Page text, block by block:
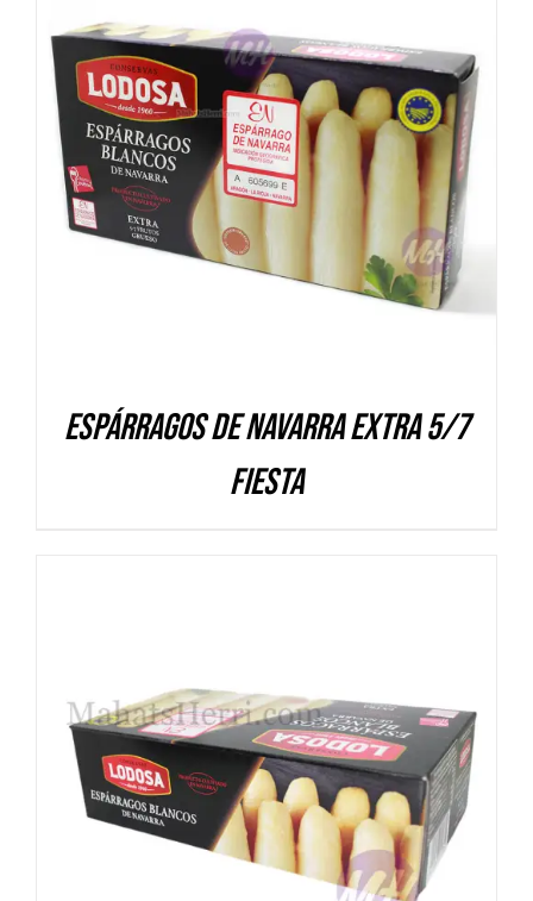
DETALLES
Espárragos de Navarra Extra 5/7
FIESTA
DETALLES